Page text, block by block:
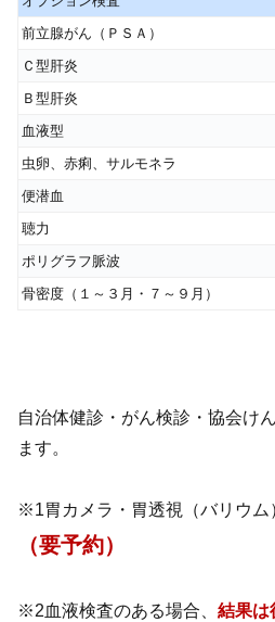
前立腺がん（ＰＳＡ）
Ｃ型肝炎
Ｂ型肝炎
血液型
虫卵、赤痢、サルモネラ
便潜血
聴力
ポリグラフ脈波
骨密度（１～３月・７～９月）
自治体健診・がん検診・協会け
ます。
※1胃カメラ・胃透視（バリ
（要予約）
※2血液検査のある場合、 結果は